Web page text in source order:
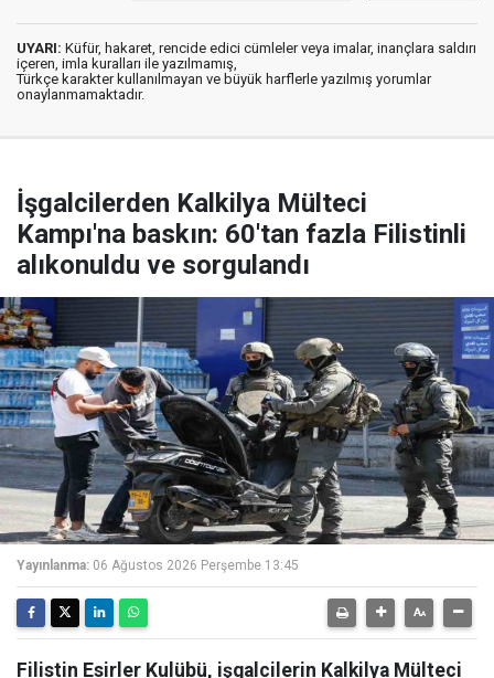
UYARI: Küfür, hakaret, rencide edici cümleler veya imalar, inançlara saldırı
içeren, imla kuralları ile yazılmamış,
Türkçe karakter kullanılmayan ve büyük harflerle yazılmış yorumlar
onaylanmamaktadır.
İşgalcilerden Kalkilya Mülteci
Kampı'na baskın: 60'tan fazla Filistinli
alıkonuldu ve sorgulandı
Yayınlanma: 06 Ağustos 2026 Perşembe 13:45
Filistin Esirler Kulübü, işgalcilerin Kalkilya Mülteci